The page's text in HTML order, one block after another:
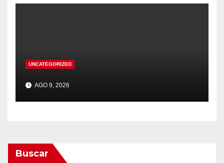
UNCATEGORIZED
AGO 9, 2026
Buscar